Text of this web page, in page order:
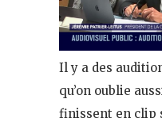
Il y a des
qu’on oublie
finissent en clip